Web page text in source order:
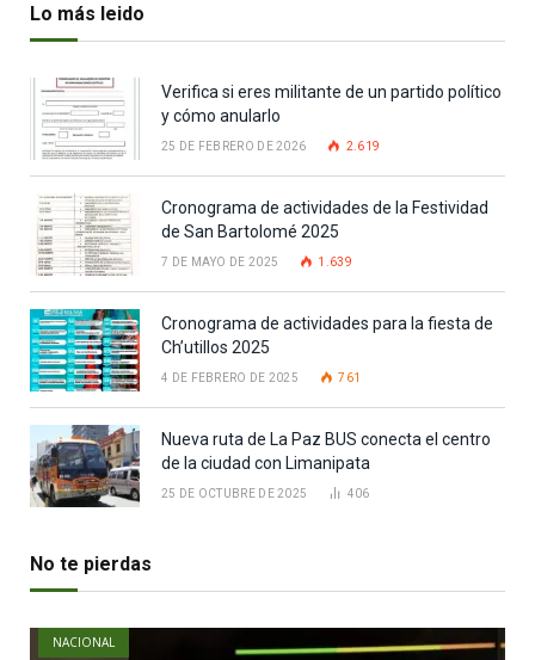
Lo más leido
Verifica si eres militante de un partido político
y cómo anularlo
25 DE FEBRERO DE 2026 2.619
Cronograma de actividades de la Festividad
de San Bartolomé 2025
7 DE MAYO DE 2025 1.639
Cronograma de actividades para la fiesta de
Ch’utillos 2025
4 DE FEBRERO DE 2025 761
Nueva ruta de La Paz BUS conecta el centro
de la ciudad con Limanipata
25 DE OCTUBRE DE 2025 406
No te pierdas
NACIONAL